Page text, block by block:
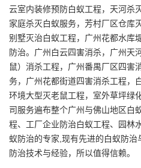
云室内装修预防白蚁工程，天河杀
家庭杀灭白蚁服务，芳村厂区仓库
别墅灭治白蚁工程，广州花都水库
防治。广州白云四害消杀，广州天
鼠）消杀工程，广州番禺厂区四害
务，广州花都街道四害消杀工程，
环境大型灭老鼠工程，室外草坪绿
司服务遍布整个广州与佛山地区白
程、工厂企业防治白蚁工程、园林
蚁防治的专家,现有先进的白蚁防
防治技术与经验，所以值得信赖。